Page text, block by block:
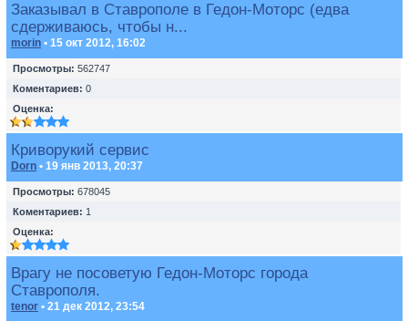
Заказывал в Ставрополе в Гедон-Моторс (едва
сдерживаюсь, чтобы н...
morin • 15 окт 2012, 16:02
Просмотры: 562747
Коментариев: 0
Оценка:
Криворукий сервис
Dorn • 19 янв 2013, 20:37
Просмотры: 678045
Коментариев: 1
Оценка:
Врагу не посоветую Гедон-Моторс города
Ставрополя.
tenor • 21 дек 2012, 23:54